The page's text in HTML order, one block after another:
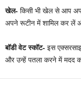
खेल- किसी भी खेल से आप
अपने रूटीन में शामिल कर लें
बॉडी वेट स्कॉट- इस
और उन्हें पतला करने में मदद